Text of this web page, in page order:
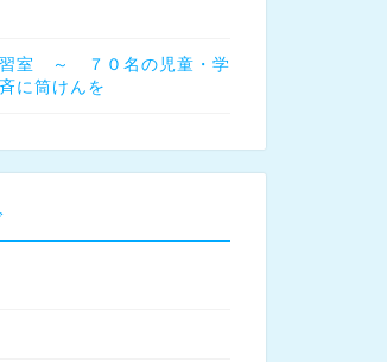
習室 ～ ７０名の児童・学
に筒けんを